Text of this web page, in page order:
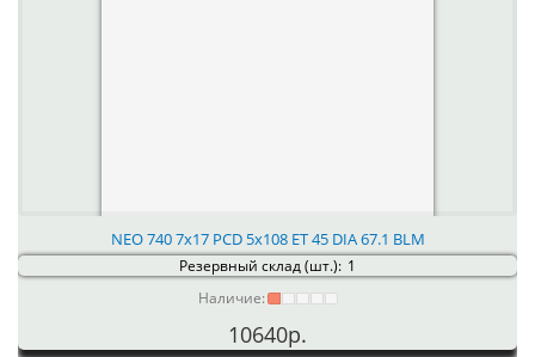
NEO 740 7x17 PCD 5x108 ET 45 DIA 67.1 BLM
Резервный склад (шт.): 1
Наличие:
10640р.